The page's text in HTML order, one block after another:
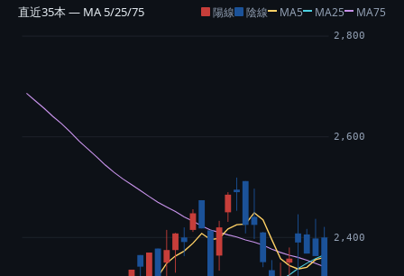
直近35本 — MA 5/25/75 陽線 陰線 MA5 MA25 MA75
2,400
2,600
2,800